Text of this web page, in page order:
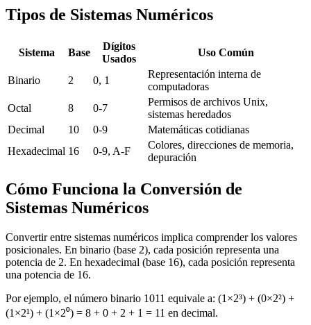
Tipos de Sistemas Numéricos
Sistema Base
Dígitos
Usados
Uso Común
Binario 2 0, 1
Representación interna de
computadoras
Octal
8 0-7
Permisos de archivos Unix,
sistemas heredados
Decimal
10 0-9
Matemáticas cotidianas
Hexadecimal 16 0-9, A-F
Colores, direcciones de memoria,
depuración
Cómo Funciona la Conversión de
Sistemas Numéricos
Convertir entre sistemas numéricos implica comprender los valores
posicionales. En binario (base 2), cada posición representa una
potencia de 2. En hexadecimal (base 16), cada posición representa
una potencia de 16.
Por ejemplo, el número binario 1011 equivale a: (1×2³) + (0×2²) +
(1×2¹) + (1×2⁰) = 8 + 0 + 2 + 1 = 11 en decimal.